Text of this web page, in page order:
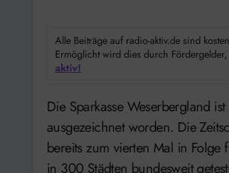
Alle Beiträge auf radio-aktiv.de sind
Ermöglicht wird dies durch
aktiv!
Die Sparkasse Weserbergland ist erneut als kundenfreundlichstes Geldinstitut in Hameln
ausgezeichnet worden. Die
bereits zum vierten Mal in
in 300 Städten bundesweit